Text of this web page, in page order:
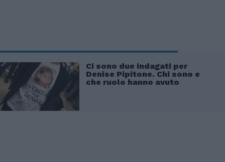
Ci sono due indagati per
Denise Pipitone. Chi sono e
che ruolo hanno avuto